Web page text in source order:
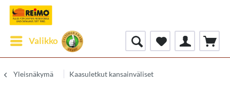
Valikko
Yleisnäkymä Kaasuletkut kansainväliset